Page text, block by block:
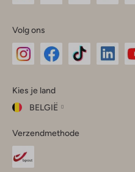
Volg ons
InstagramFacebook
Kies je land
BELGIË
je
land
Verzendmethode